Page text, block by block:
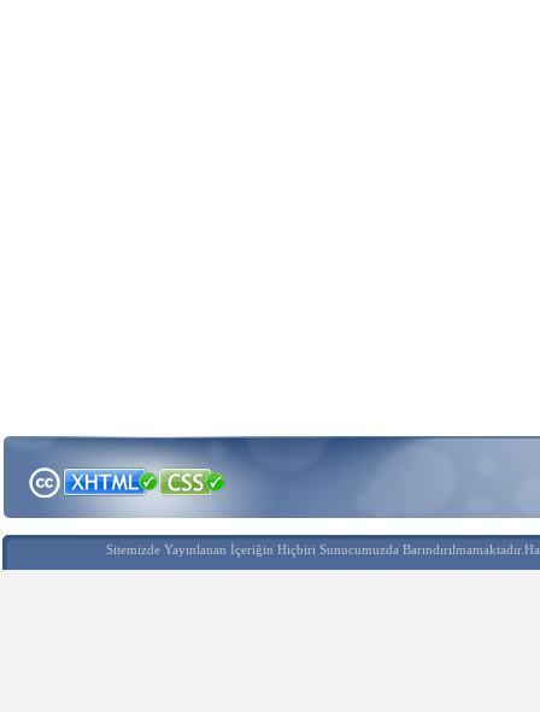
Sitemizde Yayınlanan İçeriğin Hiçbiri Sunucumuzda